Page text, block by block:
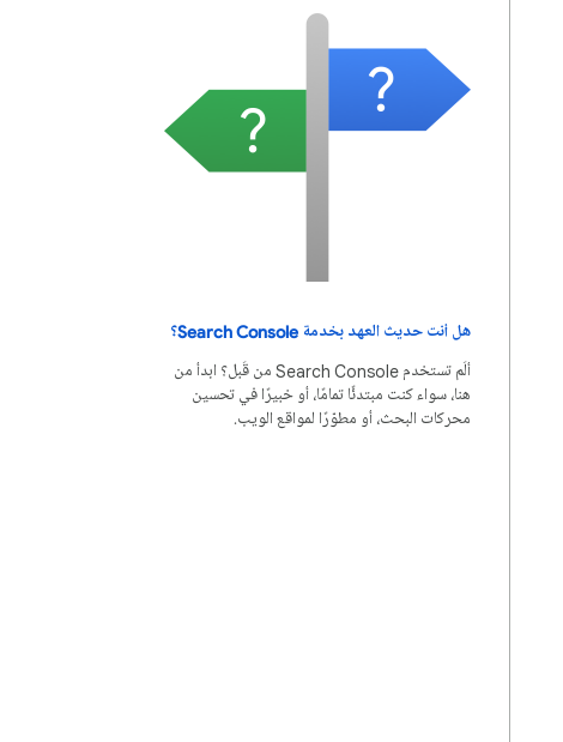
هل أنت حديث العهد بخدمة Search Console؟
ألَم تستخدم Search Console من قَبل؟ ابدأ من
هنا، سواء كنت مبتدئًا تمامًا، أو خبيرًا في تحسين
محركات البحث، أو مطوّرًا لمواقع الويب.